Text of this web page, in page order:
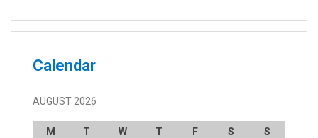
Calendar
AUGUST 2026
M T W T F S
S